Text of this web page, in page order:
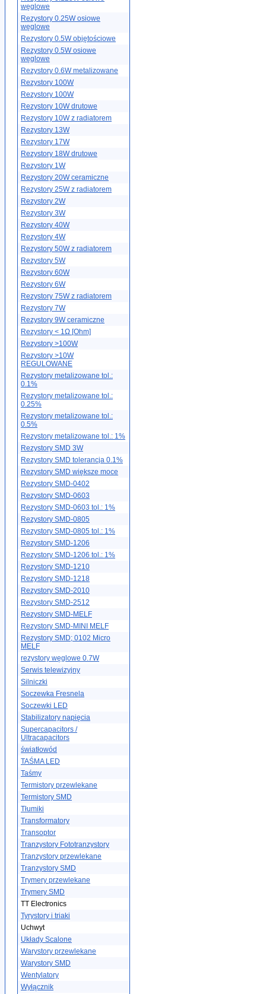
węglowe
Rezystory 0.25W osiowe
węglowe
Rezystory 0.5W objętościowe
Rezystory 0.5W osiowe
węglowe
Rezystory 0.6W metalizowane
Rezystory 100W
Rezystory 100W
Rezystory 10W drutowe
Rezystory 10W z radiatorem
Rezystory 13W
Rezystory 17W
Rezystory 18W drutowe
Rezystory 1W
Rezystory 20W ceramiczne
Rezystory 25W z radiatorem
Rezystory 2W
Rezystory 3W
Rezystory 40W
Rezystory 4W
Rezystory 50W z radiatorem
Rezystory 5W
Rezystory 60W
Rezystory 6W
Rezystory 75W z radiatorem
Rezystory 7W
Rezystory 9W ceramiczne
Rezystory < 1Ω [Ohm]
Rezystory >100W
Rezystory >10W
REGULOWANE
Rezystory metalizowane tol.:
0.1%
Rezystory metalizowane tol.:
0.25%
Rezystory metalizowane tol.:
0.5%
Rezystory metalizowane tol.: 1%
Rezystory SMD 3W
Rezystory SMD tolerancja 0.1%
Rezystory SMD większe moce
Rezystory SMD-0402
Rezystory SMD-0603
Rezystory SMD-0603 tol.: 1%
Rezystory SMD-0805
Rezystory SMD-0805 tol.: 1%
Rezystory SMD-1206
Rezystory SMD-1206 tol.: 1%
Rezystory SMD-1210
Rezystory SMD-1218
Rezystory SMD-2010
Rezystory SMD-2512
Rezystory SMD-MELF
Rezystory SMD-MINI MELF
Rezystory SMD; 0102 Micro
MELF
rezystory węglowe 0.7W
Serwis telewizyjny
Silniczki
Soczewka Fresnela
Soczewki LED
Stabilizatory napięcia
Supercapacitors /
Ultracapacitors
światłowód
TAŚMA LED
Taśmy
Termistory przewlekane
Termistory SMD
Tłumiki
Transformatory
Transoptor
Tranzystory Fototranzystory
Tranzystory przewlekane
Tranzystory SMD
Trymery przewlekane
Trymery SMD
TT Electronics
Tyrystory i triaki
Uchwyt
Układy Scalone
Warystory przewlekane
Warystory SMD
Wentylatory
Wyłącznik